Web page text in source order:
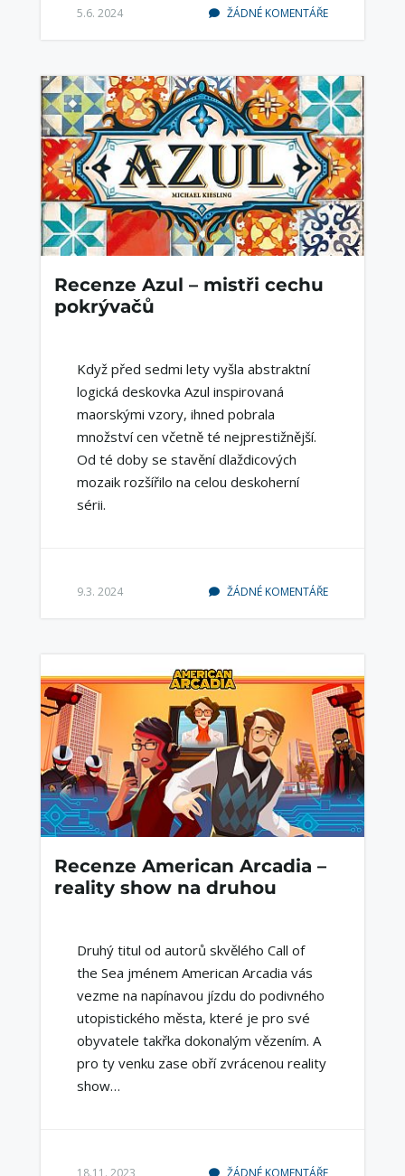
5.6. 2024 ŽÁDNÉ KOMENTÁŘE
Recenze Azul – mistři cechu
pokrývačů
Když před sedmi lety vyšla abstraktní
logická deskovka Azul inspirovaná
maorskými vzory, ihned pobrala
množství cen včetně té nejprestižnější.
Od té doby se stavění dlaždicových
mozaik rozšířilo na celou deskoherní
sérii.
9.3. 2024 ŽÁDNÉ KOMENTÁŘE
Recenze American Arcadia –
reality show na druhou
Druhý titul od autorů skvělého Call of
the Sea jménem American Arcadia vás
vezme na napínavou jízdu do podivného
utopistického města, které je pro své
obyvatele takřka dokonalým vězením. A
pro ty venku zase obří zvrácenou reality
show…